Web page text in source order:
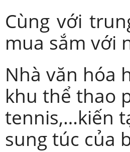
Cùng với
mua sắm với
Nhà văn hóa
khu thể thao
tennis,…kiến
sung túc của